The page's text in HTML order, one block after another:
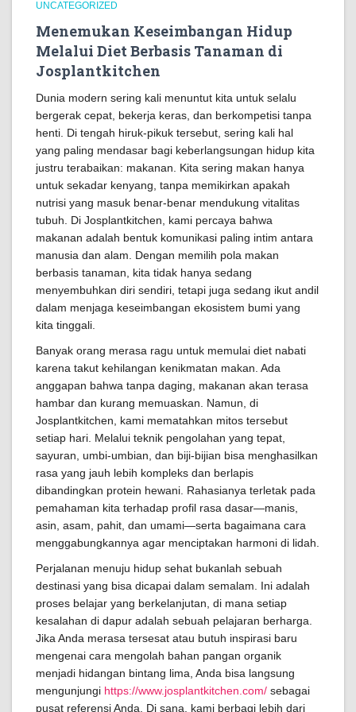
UNCATEGORIZED
Menemukan Keseimbangan Hidup
Melalui Diet Berbasis Tanaman di
Josplantkitchen
Dunia modern sering kali menuntut kita untuk selalu
bergerak cepat, bekerja keras, dan berkompetisi tanpa
henti. Di tengah hiruk-pikuk tersebut, sering kali hal
yang paling mendasar bagi keberlangsungan hidup kita
justru terabaikan: makanan. Kita sering makan hanya
untuk sekadar kenyang, tanpa memikirkan apakah
nutrisi yang masuk benar-benar mendukung vitalitas
tubuh. Di Josplantkitchen, kami percaya bahwa
makanan adalah bentuk komunikasi paling intim antara
manusia dan alam. Dengan memilih pola makan
berbasis tanaman, kita tidak hanya sedang
menyembuhkan diri sendiri, tetapi juga sedang ikut andil
dalam menjaga keseimbangan ekosistem bumi yang
kita tinggali.
Banyak orang merasa ragu untuk memulai diet nabati
karena takut kehilangan kenikmatan makan. Ada
anggapan bahwa tanpa daging, makanan akan terasa
hambar dan kurang memuaskan. Namun, di
Josplantkitchen, kami mematahkan mitos tersebut
setiap hari. Melalui teknik pengolahan yang tepat,
sayuran, umbi-umbian, dan biji-bijian bisa menghasilkan
rasa yang jauh lebih kompleks dan berlapis
dibandingkan protein hewani. Rahasianya terletak pada
pemahaman kita terhadap profil rasa dasar—manis,
asin, asam, pahit, dan umami—serta bagaimana cara
menggabungkannya agar menciptakan harmoni di lidah.
Perjalanan menuju hidup sehat bukanlah sebuah
destinasi yang bisa dicapai dalam semalam. Ini adalah
proses belajar yang berkelanjutan, di mana setiap
kesalahan di dapur adalah sebuah pelajaran berharga.
Jika Anda merasa tersesat atau butuh inspirasi baru
mengenai cara mengolah bahan pangan organik
menjadi hidangan bintang lima, Anda bisa langsung
mengunjungi https://www.josplantkitchen.com/ sebagai
pusat referensi Anda. Di sana, kami berbagi lebih dari